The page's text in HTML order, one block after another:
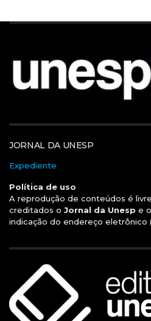
JORNAL DA UNESP
Expediente
Política de uso
A reprodução de conteúdos é
creditados o Jornal da Unesp e
indicação do endereço eletrônico